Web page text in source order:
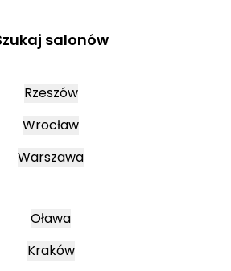
salonów
Rzeszów
Wrocław
Warszawa
Oława
Kraków